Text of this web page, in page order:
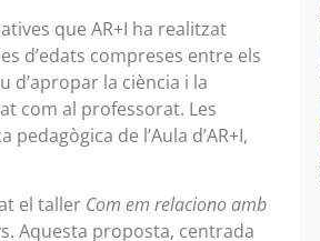
que AR+I ha realitzat
d’edats compreses entre els
d’apropar la ciència i la
com al professorat. Les
de l’Aula d’AR+I,
el taller Com em relaciono amb
Aquesta proposta, centrada